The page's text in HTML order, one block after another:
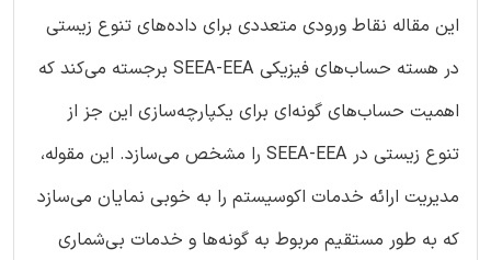
این مقاله نقاط ورودی متعددی برای داده‌های تنوع زیستی
در هسته حساب‌های فیزیکی SEEA-EEA برجسته می‌کند که
اهمیت حساب‌های گونه‌ای برای یکپارچه‎‌سازی این جز از
تنوع زیستی در SEEA-EEA را مشخص می‌سازد. این مقوله،
مدیریت ارائه خدمات اکوسیستم را به خوبی نمایان می‌سازد
که به طور مستقیم مربوط به گونه‌ها و خدمات بی‌شماری